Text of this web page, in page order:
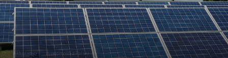
Aktualności Wiadomości z Polski